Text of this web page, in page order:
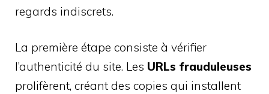
regards indiscrets.
La première étape consiste à vérifier
l’authenticité du site. Les URLs frauduleuses
prolifèrent, créant des copies qui installent